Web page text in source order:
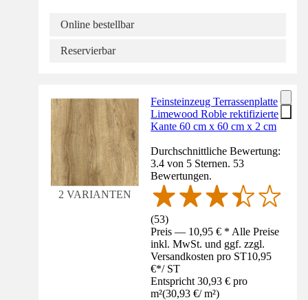
Online bestellbar
Reservierbar
2 VARIANTEN
Feinsteinzeug Terrassenplatte
Limewood Roble rektifizierte
Kante 60 cm x 60 cm x 2 cm
Durchschnittliche Bewertung:
3.4 von 5 Sternen. 53
Bewertungen.
(53)
Preis — 10,95 € * Alle Preise
inkl. MwSt. und ggf. zzgl.
Versandkosten pro ST10,95
€*/ ST
Entspricht 30,93 € pro
m²(30,93 €/ m²)